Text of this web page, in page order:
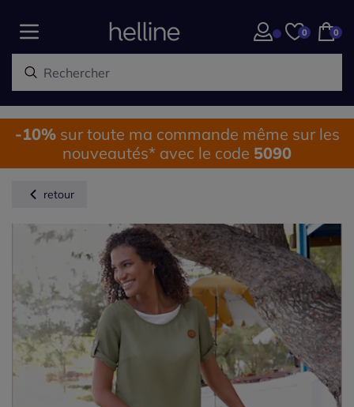
0 0
-10%sur toute ma commande même sur les
nouveautés* avec le code 5090
retour